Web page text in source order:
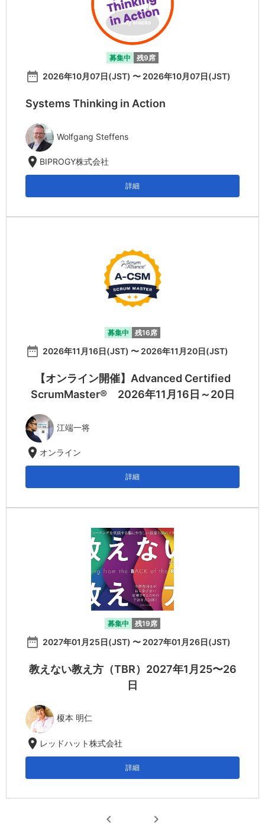
募集中 残9席
date_range 2026年10月07日(JST) 〜 2026年10月07日(JST)
Systems Thinking in Action
Wolfgang Steffens
location_on BIPROGY株式会社
詳細
募集中 残16席
date_range 2026年11月16日(JST) 〜 2026年11月20日(JST)
【オンライン開催】Advanced Certified
ScrumMaster® 2026年11月16日～20日
江端一将
location_on オンライン
詳細
募集中 残19席
date_range 2027年01月25日(JST) 〜 2027年01月26日(JST)
教えない教え方（TBR）2027年1月25〜26
日
榎本 明仁
location_on レッドハット株式会社
詳細
chevron_left chevron_right